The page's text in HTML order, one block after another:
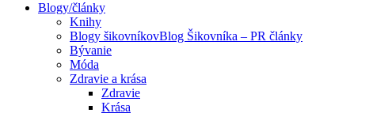
Blogy/články
Knihy
Blogy šikovníkovBlog Šikovníka – PR články
Bývanie
Móda
Zdravie a krása
Zdravie
Krása